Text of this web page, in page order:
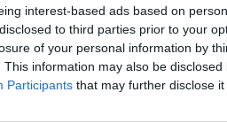
interest-based ads based on
to third parties prior to your
of your personal information by
This information may also be
Participants that may further disclose
kruopščiai patikrinama jų
Mes taip pat atrenkame
glostomos. Jos ne tik
šeimininkai yra katės, o mes